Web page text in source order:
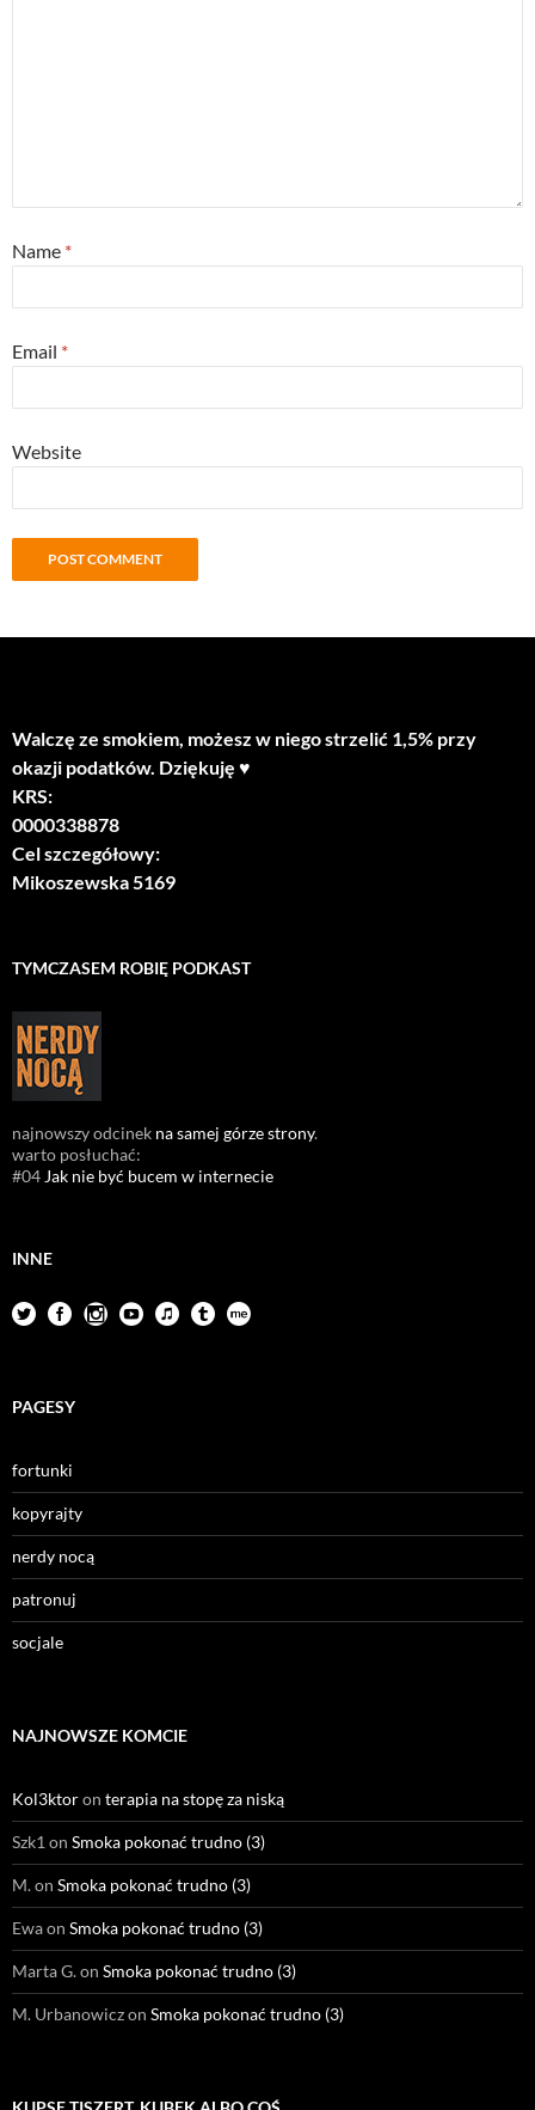
Name *
Email *
Website
Walczę ze smokiem, możesz w niego strzelić 1,5% przy
okazji podatków. Dziękuję ♥
KRS:
0000338878
Cel szczegółowy:
Mikoszewska 5169
TYMCZASEM ROBIĘ PODKAST
najnowszy odcinek na samej górze strony.
warto posłuchać:
#04 Jak nie być bucem w internecie
INNE
PAGESY
fortunki
kopyrajty
nerdy nocą
patronuj
socjale
NAJNOWSZE KOMCIE
Kol3ktoron terapia na stopę za niską
Szk1 on Smoka pokonać trudno (3)
M.on Smoka pokonać trudno (3)
Ewaon Smoka pokonać trudno (3)
Marta G.on Smoka pokonać trudno (3)
M. Urbanowiczon Smoka pokonać trudno (3)